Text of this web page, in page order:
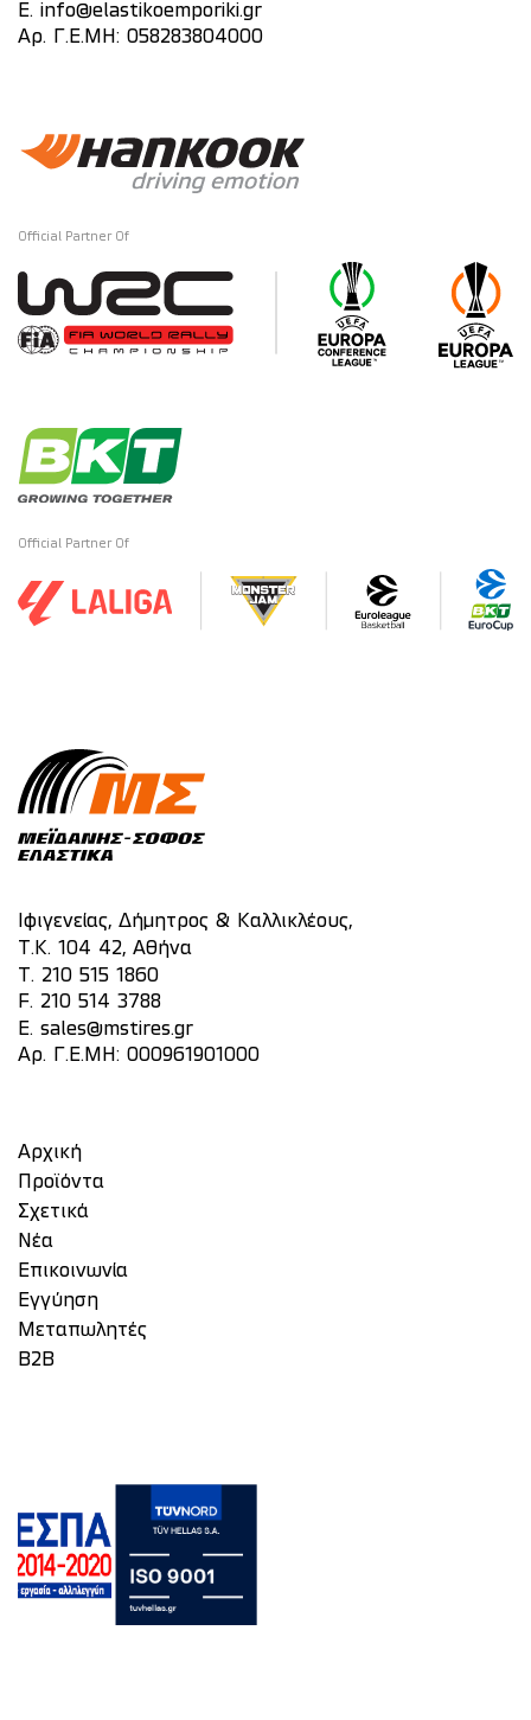
E. info@elastikoemporiki.gr
Αρ. Γ.Ε.ΜΗ: 058283804000
Official Partner Of
Official Partner Of
Ιφιγενείας, Δήμητρος & Καλλικλέους,
Τ.Κ. 104 42, Αθήνα
T. 210 515 1860
F. 210 514 3788
E. sales@mstires.gr
Αρ. Γ.Ε.ΜΗ: 000961901000
Αρχική
Προϊόντα
Σχετικά
Νέα
Επικοινωνία
Eγγύηση
Μεταπωλητές
Β2Β